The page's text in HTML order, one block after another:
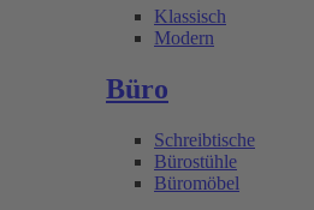
Klassisch
Modern
Büro
Schreibtische
Bürostühle
Büromöbel